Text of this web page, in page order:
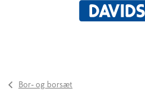
Bor- og borsæt